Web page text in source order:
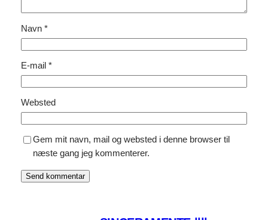
Navn *
E-mail *
Websted
Gem mit navn, mail og websted i denne browser til
næste gang jeg kommenterer.